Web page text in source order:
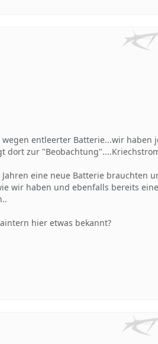
wegen entleerter Batterie...wir haben
dort zur
eine neue Batterie brauchten
wir haben und ebenfalls bereits
hier etwas bekannt?